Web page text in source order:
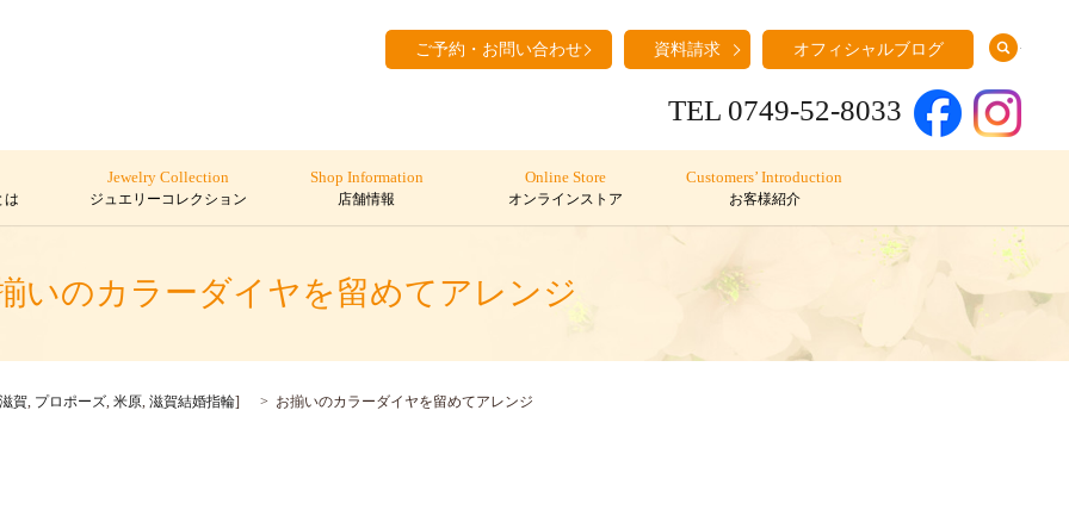
ご予約・お問い合わせ 資料請求 オフィシャルブログ
TEL 0749-52-8033
は
Jewelry Collection
ジュエリーコレクション
Shop Information
店舗情報
Online Store
オンラインストア
Customers’ Introduction
お客様紹介
いのカラーダイヤを留めてアレンジ
滋賀 プロポーズ 米原 滋賀結婚指輪] お揃いのカラーダイヤを留めてアレンジ